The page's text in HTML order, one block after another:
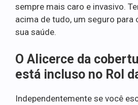
sempre mais caro e invasivo.
acima de tudo, um seguro para
sua saúde.
O Alicerce da
está incluso no Rol
Independentemente se você